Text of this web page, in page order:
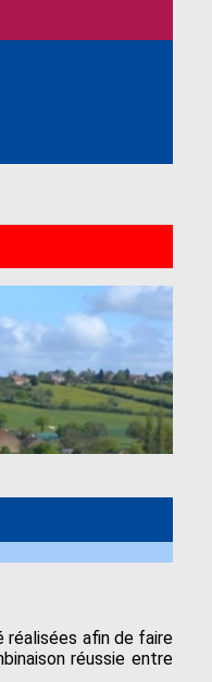
réalisées afin de faire
réussie entre